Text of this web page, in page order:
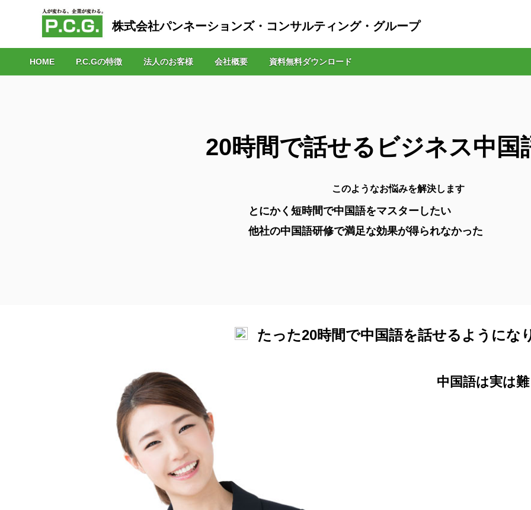
株式会社パンネーションズ・コンサルティング・グループ
HOME P.C.Gの特徴 法人のお客様 会社概要 資料無料ダウンロード
20時間で話せるビジネス中国
このようなお悩みを解決します
とにかく短時間で中国語をマスターしたい
他社の中国語研修で満足な効果が得られなかった
たった20時間で中国語を話せるようにな
中国語は実は難